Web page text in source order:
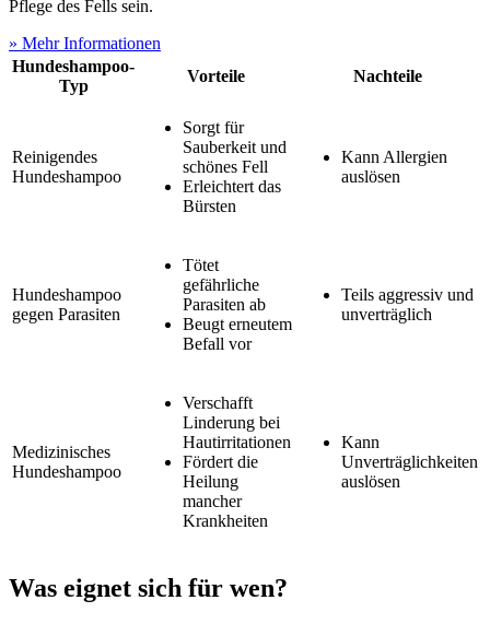
Pflege des Fells sein.
» Mehr Informationen
Hundeshampoo-
Typ
Vorteile Nachteile
Reinigendes
Hundeshampoo
Sorgt für
Sauberkeit und
schönes Fell
Erleichtert das
Bürsten
Kann Allergien
auslösen
Hundeshampoo
gegen Parasiten
Tötet
gefährliche
Parasiten ab
Beugt erneutem
Befall vor
Teils aggressiv und
unverträglich
Medizinisches
Hundeshampoo
Verschafft
Linderung bei
Hautirritationen
Fördert die
Heilung
mancher
Krankheiten
Kann
Unverträglichkeiten
auslösen
Was eignet sich für wen?